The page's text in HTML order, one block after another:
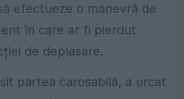
efectueze o manevră de
în care ar fi pierdut
de deplasare.
partea carosabilă, a urcat